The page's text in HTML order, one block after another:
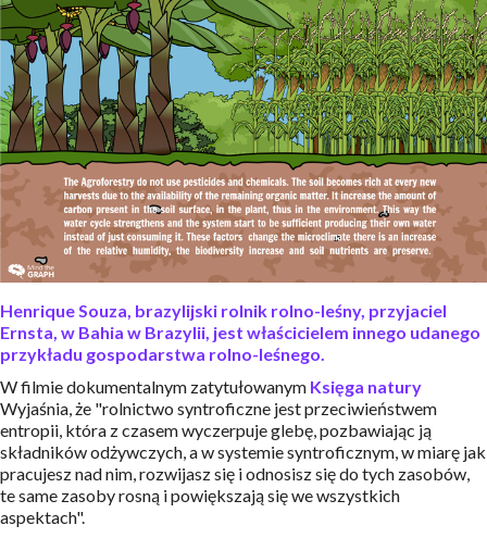
Henrique Souza, brazylijski rolnik rolno-leśny, przyjaciel
Ernsta, w Bahia w Brazylii, jest właścicielem innego udanego
przykładu gospodarstwa rolno-leśnego.
W filmie dokumentalnym zatytułowanym Księga natury
Wyjaśnia, że "rolnictwo syntroficzne jest przeciwieństwem
entropii, która z czasem wyczerpuje glebę, pozbawiając ją
składników odżywczych, a w systemie syntroficznym, w miarę jak
pracujesz nad nim, rozwijasz się i odnosisz się do tych zasobów,
te same zasoby rosną i powiększają się we wszystkich
aspektach".